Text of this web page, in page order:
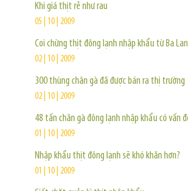
Khi giá thịt rẻ như rau
05 | 10 | 2009
Coi chừng thịt đông lạnh nhập khẩu từ Ba Lan
02 | 10 | 2009
300 thùng chân gà đã được bán ra thị trường
02 | 10 | 2009
48 tấn chân gà đông lạnh nhập khẩu có vấn
01 | 10 | 2009
Nhập khẩu thịt đông lạnh sẽ khó khăn hơn?
01 | 10 | 2009